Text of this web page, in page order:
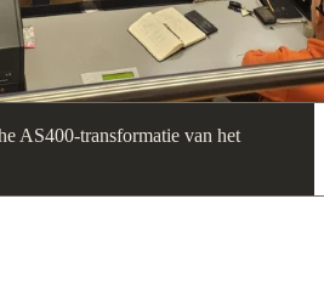
AS400-transformatie van het